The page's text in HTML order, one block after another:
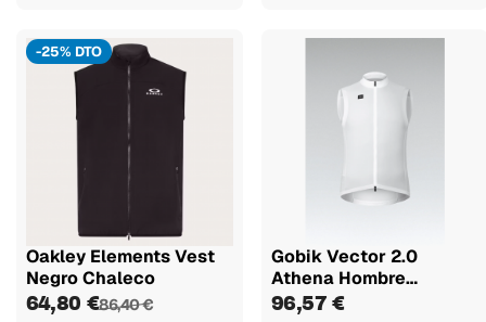
-25% DTO
Oakley Elements Vest
Negro Chaleco
64,80 €86,40 €
Gobik Vector 2.0
Athena Hombre
Chaleco
96,57 €